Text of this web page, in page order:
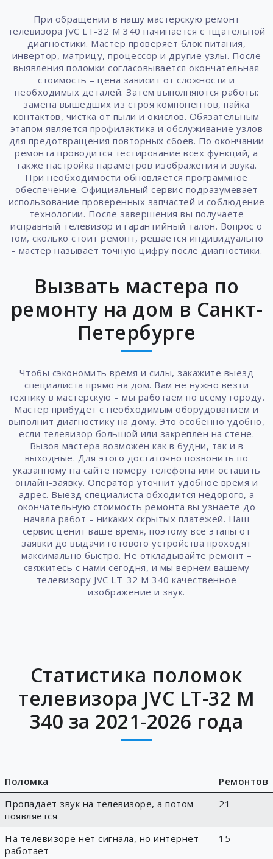
При обращении в нашу мастерскую ремонт
телевизора JVC LT-32 M 340 начинается с тщательной
диагностики. Мастер проверяет блок питания,
инвертор, матрицу, процессор и другие узлы. После
выявления поломки согласовывается окончательная
стоимость – цена зависит от сложности и
необходимых деталей. Затем выполняются работы:
замена вышедших из строя компонентов, пайка
контактов, чистка от пыли и окислов. Обязательным
этапом является профилактика и обслуживание узлов
для предотвращения повторных сбоев. По окончании
ремонта проводится тестирование всех функций, а
также настройка параметров изображения и звука.
При необходимости обновляется программное
обеспечение. Официальный сервис подразумевает
использование проверенных запчастей и соблюдение
технологии. После завершения вы получаете
исправный телевизор и гарантийный талон. Вопрос о
том, сколько стоит ремонт, решается индивидуально
– мастер называет точную цифру после диагностики.
Вызвать мастера по
ремонту на дом в Санкт-
Петербурге
Чтобы сэкономить время и силы, закажите выезд
специалиста прямо на дом. Вам не нужно везти
технику в мастерскую – мы работаем по всему городу.
Мастер прибудет с необходимым оборудованием и
выполнит диагностику на дому. Это особенно удобно,
если телевизор большой или закреплен на стене.
Вызов мастера возможен как в будни, так и в
выходные. Для этого достаточно позвонить по
указанному на сайте номеру телефона или оставить
онлайн-заявку. Оператор уточнит удобное время и
адрес. Выезд специалиста обходится недорого, а
окончательную стоимость ремонта вы узнаете до
начала работ – никаких скрытых платежей. Наш
сервис ценит ваше время, поэтому все этапы от
заявки до выдачи готового устройства проходят
максимально быстро. Не откладывайте ремонт –
свяжитесь с нами сегодня, и мы вернем вашему
телевизору JVC LT-32 M 340 качественное
изображение и звук.
Статистика поломок
телевизора JVC LT-32 M
340 за 2021-2026 года
Поломка
Ремонтов
Пропадает звук на телевизоре, а потом
появляется
21
На телевизоре нет сигнала, но интернет
работает
15